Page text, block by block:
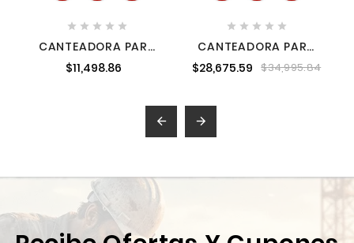
    
CANTEADORA PARA
MADERA 6" 1100 W
SURTEK CN506
$11,498.86
    
CANTEADORA PARA
MADERA 8" 2 HP 110 V
CALIFORNIA
$28,675.59 $34,995.84
 